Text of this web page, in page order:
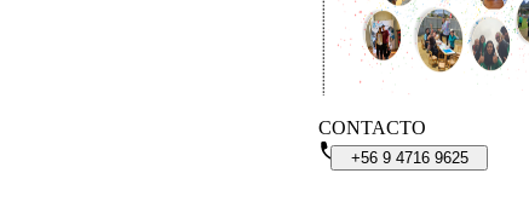
CONTACTO
+56 9 4716 9625